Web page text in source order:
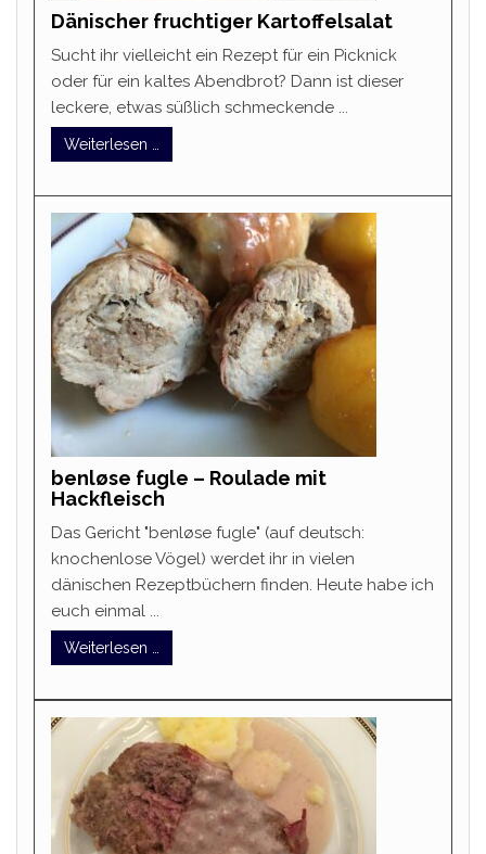
Dänischer fruchtiger Kartoffelsalat
Sucht ihr vielleicht ein Rezept für ein Picknick
oder für ein kaltes Abendbrot? Dann ist dieser
leckere, etwas süßlich schmeckende ...
Weiterlesen …
benløse fugle – Roulade mit
Hackfleisch
Das Gericht "benløse fugle" (auf deutsch:
knochenlose Vögel) werdet ihr in vielen
dänischen Rezeptbüchern finden. Heute habe ich
euch einmal ...
Weiterlesen …